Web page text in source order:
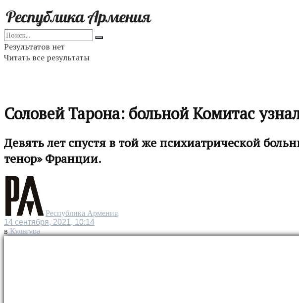
Результатов нет
Читать все результаты
Соловей Тарона: больной Комитас
Девять лет спустя в той же психиатрической
тенор» Франции.
Республика Армения
14 сентября, 2021, 10:14
в Культура